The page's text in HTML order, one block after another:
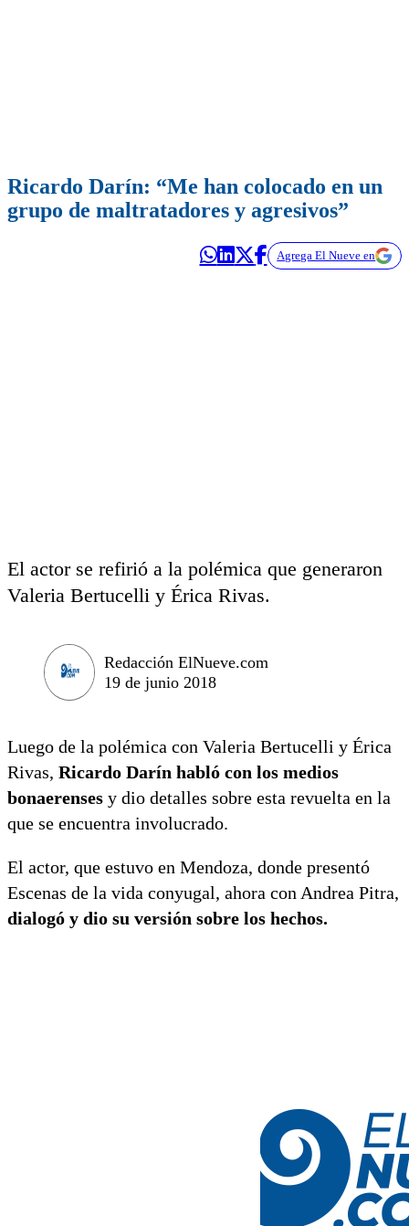
Ricardo Darín: “Me han colocado en un
grupo de maltratadores y agresivos”
Agrega El Nueve en
El actor se refirió a la polémica que generaron
Valeria Bertucelli y Érica Rivas.
Redacción ElNueve.com
19 de junio 2018
Luego de la polémica con Valeria Bertucelli y Érica
Rivas, Ricardo Darín habló con los medios
bonaerenses y dio detalles sobre esta revuelta en la
que se encuentra involucrado.
El actor, que estuvo en Mendoza, donde presentó
Escenas de la vida conyugal, ahora con Andrea Pitra,
dialogó y dio su versión sobre los hechos.